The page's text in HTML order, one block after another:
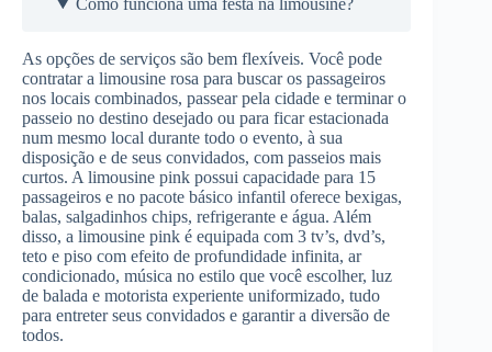
Como funciona uma festa na limousine?
As opções de serviços são bem flexíveis. Você pode
contratar a limousine rosa para buscar os passageiros
nos locais combinados, passear pela cidade e terminar o
passeio no destino desejado ou para ficar estacionada
num mesmo local durante todo o evento, à sua
disposição e de seus convidados, com passeios mais
curtos. A limousine pink possui capacidade para 15
passageiros e no pacote básico infantil oferece bexigas,
balas, salgadinhos chips, refrigerante e água. Além
disso, a limousine pink é equipada com 3 tv’s, dvd’s,
teto e piso com efeito de profundidade infinita, ar
condicionado, música no estilo que você escolher, luz
de balada e motorista experiente uniformizado, tudo
para entreter seus convidados e garantir a diversão de
todos.